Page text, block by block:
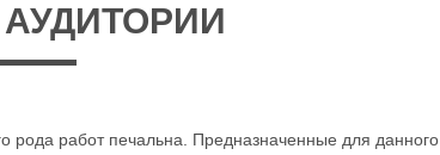
рода работ печальна. Предназначенные для данного